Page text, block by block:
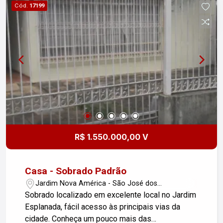
Não perca a chance de investir em um espaço
que pode levar seu negócio ao próximo nível.
Para mais informações e agendamento de
visitas, entre em contato!
Cód. 17199
R$ 1.550.000,00 V
Casa - Sobrado Padrão
Jardim Nova América - São José dos
Campos/SP
Sobrado localizado em excelente local no Jardim
Esplanada, fácil acesso às principais vias da
cidade. Conheça um pouco mais das